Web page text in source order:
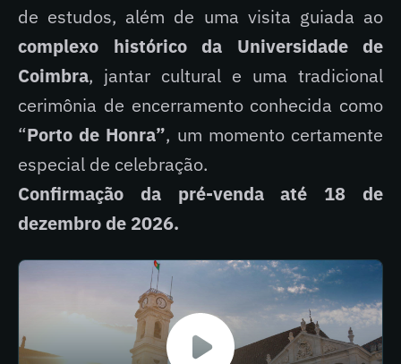
de estudos, além de uma visita guiada ao
complexo histórico da Universidade de
Coimbra, jantar cultural e uma tradicional
cerimônia de encerramento conhecida como
“Porto de Honra”, um momento certamente
especial de celebração.
Confirmação da pré-venda até 18 de
dezembro de 2026.